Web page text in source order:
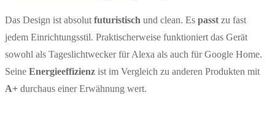
Das Design ist absolut futuristisch und clean. Es passt zu fast
jedem Einrichtungsstil. Praktischerweise funktioniert das Gerät
sowohl als Tageslichtwecker für Alexa als auch für Google Home.
Seine Energieeffizienz ist im Vergleich zu anderen Produkten mit
A+ durchaus einer Erwähnung wert.